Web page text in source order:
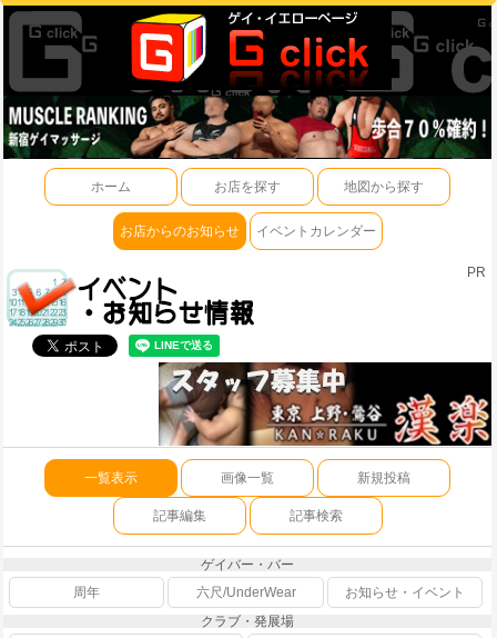
ホーム お店を探す 地図から探す
お店からのお知らせ イベントカレンダー
PR
一覧表示 画像一覧 新規投稿
記事編集 記事検索
ゲイバー・バー
周年
六尺/UnderWear
お知らせ・イベント
クラブ・発展場